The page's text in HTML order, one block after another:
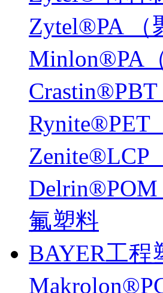
Zytel®PA （
Minlon®PA
Rynite®PET
Zenite®LCP
氟塑料
BAYER工程